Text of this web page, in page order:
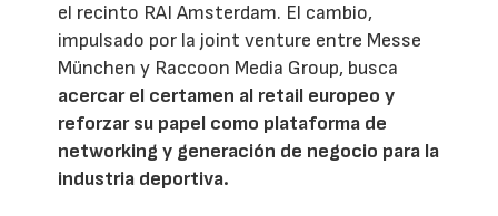
el recinto RAI Amsterdam. El cambio,
impulsado por la joint venture entre Messe
München y Raccoon Media Group, busca
acercar el certamen al retail europeo y
reforzar su papel como plataforma de
networking y generación de negocio para la
industria deportiva.